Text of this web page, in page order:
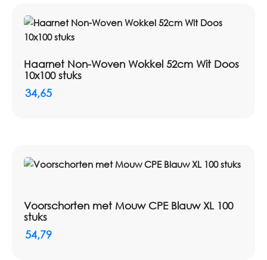
Haarnet Non-Woven Wokkel 52cm Wit Doos
10x100 stuks
34,65
Voorschorten met Mouw CPE Blauw XL 100
stuks
54,79